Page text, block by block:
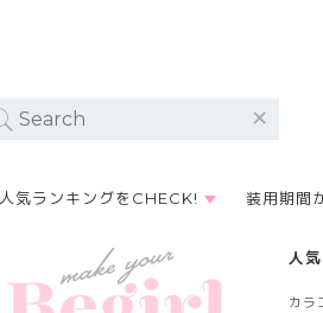
人気ランキングをCHECK! 装用期間
人
カラ